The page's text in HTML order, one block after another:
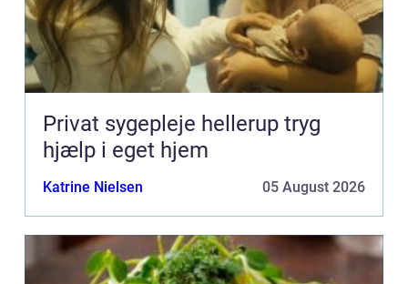
Privat sygepleje hellerup tryg
hjælp i eget hjem
Katrine Nielsen 05 August 2026